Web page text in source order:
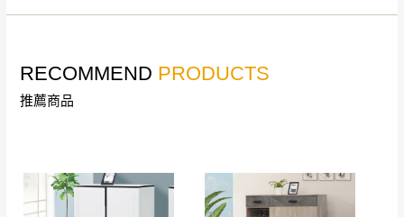
雄、屏東、宜蘭、 花蓮、台東、金門、馬祖、澎湖地區
加收說明
。
性)，若未依照上述方式處理，恕無法接受退
電腦螢幕的設定色差或解析度等因素， 與實
訂購前請確認商品尺寸，大型物件因為人工
丈量，難免會有些許誤差值(約正負0.5CM)
RECOMMEND PRODUCTS
推薦商品